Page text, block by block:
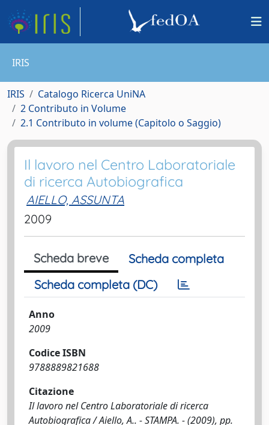
IRIS
IRIS
Catalogo Ricerca UniNA
2 Contributo in Volume
2.1 Contributo in volume (Capitolo o Saggio)
Il lavoro nel Centro Laboratoriale
di ricerca Autobiografica
AIELLO, ASSUNTA
2009
Scheda breve
Scheda completa
Scheda completa (DC)
Anno
2009
Codice ISBN
9788889821688
Citazione
Il lavoro nel Centro Laboratoriale di ricerca
Autobiografica / Aiello, A.. - STAMPA. - (2009), pp.